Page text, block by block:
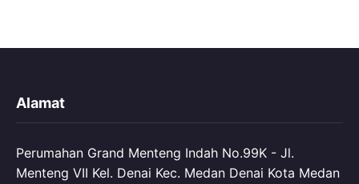
Alamat
Perumahan Grand Menteng Indah No.99K - Jl.
Menteng VII Kel. Denai Kec. Medan Denai Kota Medan